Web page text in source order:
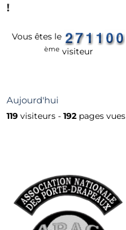
!
Vous êtes le
ème visiteur
Aujourd'hui
119 visiteurs -192 pages vues